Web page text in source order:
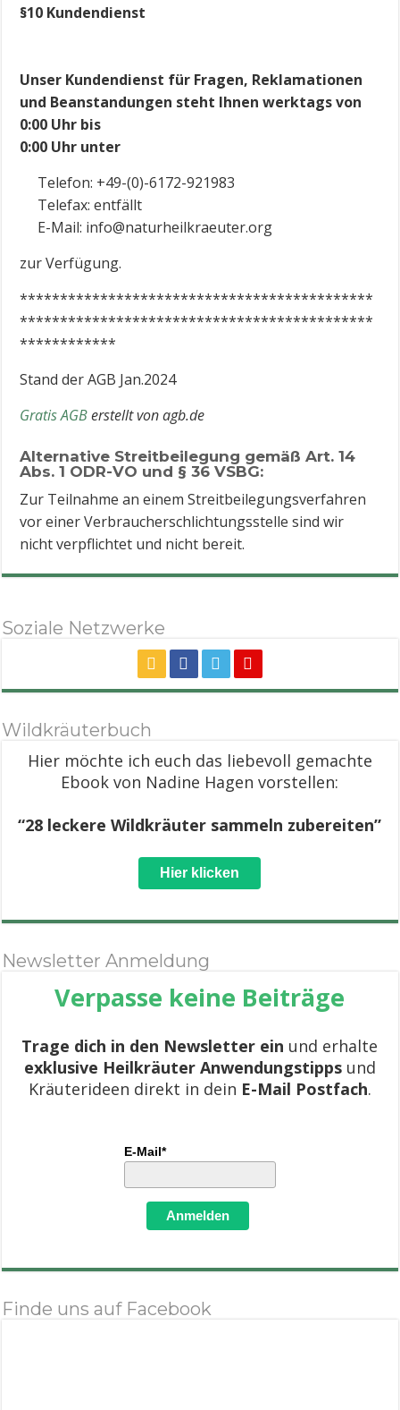
§10 Kundendienst
Unser Kundendienst für Fragen, Reklamationen
und Beanstandungen steht Ihnen werktags von
0:00 Uhr bis
0:00 Uhr unter
Telefon: +49-(0)-6172-921983
Telefax: entfällt
E-Mail: info@naturheilkraeuter.org
zur Verfügung.
********************************************
********************************************
************
Stand der AGB Jan.2024
Gratis AGBerstellt von agb.de
Alternative Streitbeilegung gemäß Art. 14
Abs. 1 ODR-VO und § 36 VSBG:
Zur Teilnahme an einem Streitbeilegungsverfahren
vor einer Verbraucherschlichtungsstelle sind wir
nicht verpflichtet und nicht bereit.
Soziale Netzwerke
Wildkräuterbuch
Hier möchte ich euch das liebevoll gemachte
Ebook von Nadine Hagen vorstellen:
“28 leckere Wildkräuter sammeln zubereiten”
Hier klicken
Newsletter Anmeldung
Verpasse keine Beiträge
Trage dich in den Newsletter ein und erhalte
exklusive Heilkräuter Anwendungstippsund
Kräuterideen direkt in dein E-Mail Postfach.
E-Mail*
Anmelden
Finde uns auf Facebook